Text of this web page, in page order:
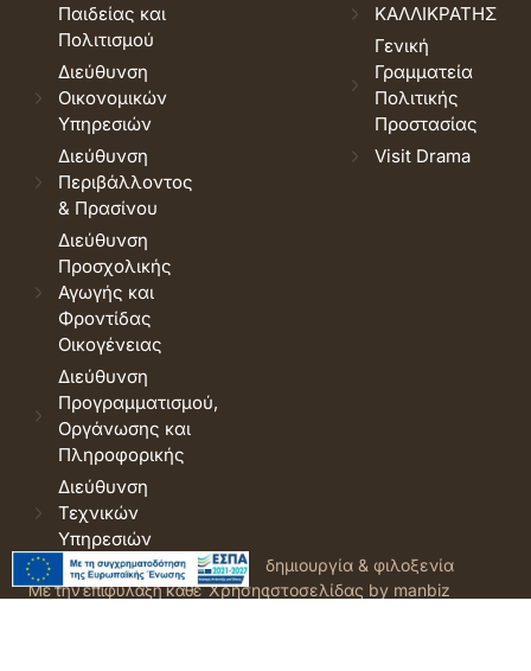
Παιδείας και
Πολιτισμού
Διεύθυνση
Οικονομικών
Υπηρεσιών
Διεύθυνση
Περιβάλλοντος
& Πρασίνου
Διεύθυνση
Προσχολικής
Αγωγής και
Φροντίδας
Οικογένειας
Διεύθυνση
Προγραμματισμού,
Οργάνωσης και
Πληροφορικής
Διεύθυνση
Τεχνικών
Υπηρεσιών
ΚΑΛΛΙΚΡΑΤΗΣ
Γενική
Γραμματεία
Πολιτικής
Προστασίας
Visit Drama
© 2026 Δήμος Δράμας.
Με την επιφύλαξη κάθε
Όροι
Χρήσης
δημιουργία & φιλοξενία
ιστοσελίδας by manbiz